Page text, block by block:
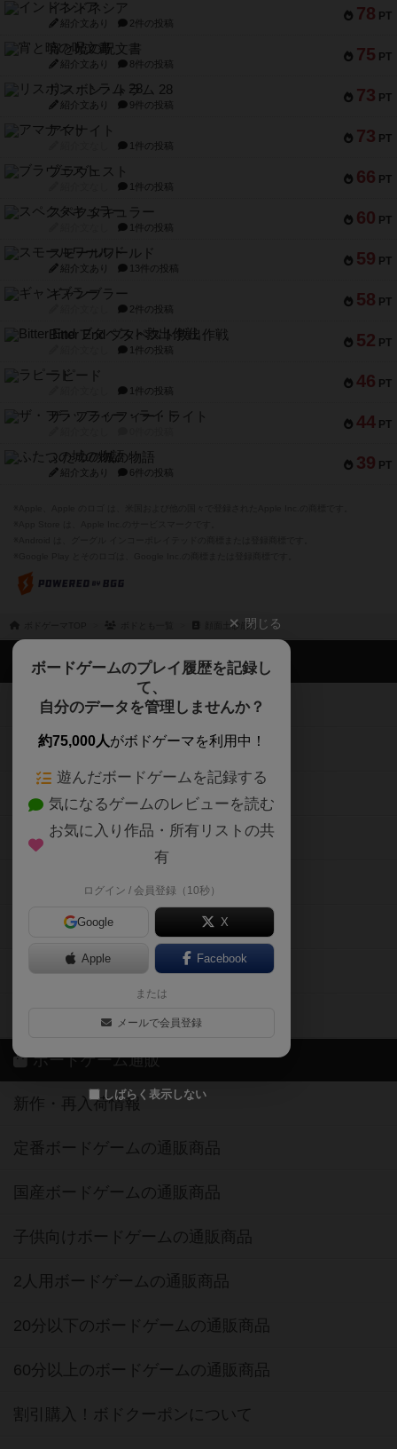
78 PT
インドネシア
紹介文あり 2件の投稿
75 PT
宵と暁の呪文書
紹介文あり 8件の投稿
73 PT
リスボン・トラム 28
紹介文あり 9件の投稿
73 PT
アマナイト
1件の投稿
66 PT
ブラヴェスト
1件の投稿
60 PT
スペクタキュラー
1件の投稿
59 PT
スモールワールド
紹介文あり 13件の投稿
58 PT
ギャンブラー
2件の投稿
52 PT
Bitter End ブタペスト救出作戦
1件の投稿
46 PT
ラピード
1件の投稿
44 PT
ザ・フラッフィー・ライト
39 PT
ふたつの城の物語
紹介文あり 6件の投稿
顔面土砂崩れ閉じる
ボードゲームのプレイ履歴を記録し
て、
自分のデータを管理しませんか？
約75,000人がボドゲーマを利用中！
遊んだボードゲームを記録する
気になるゲームのレビューを読む
お気に入り作品・所有リストの共
有
ログイン / 会員登録（10秒）
Google X
Apple Facebook
または
メールで会員登録
しばらく表示しない
ボドゲーマTOP
ボードゲームを検索する
ボードゲームの新着レビュー
ボードゲーム会情報
メカニクス特集
掲示板・トピックス
ボドとも・会員一覧
ボードゲーム業界コラム
ボドゲーマご利用案内
ボードゲーム通販
新作・再入荷情報
定番ボードゲームの通販商品
国産ボードゲームの通販商品
子供向けボードゲームの通販商品
2人用ボードゲームの通販商品
20分以下のボードゲームの通販商品
60分以上のボードゲームの通販商品
割引購入！ボドクーポンについて